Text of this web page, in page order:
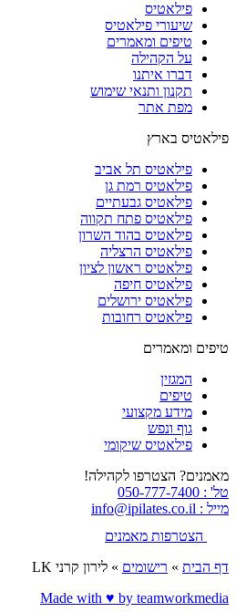
פילאטיס
שיעורי פילאטיס
טיפים ומאמרים
על הקהילה
דברו איתנו
תקנון ותנאי שימוש
מפת אתר
פילאטיס בארץ
פילאטיס תל אביב
פילאטיס רמת גן
פילאטיס גבעתיים
פילאטיס פתח תקווה
פילאטיס בהוד השרון
פילאטיס הרצליה
פילאטיס ראשון לציון
פילאטיס חיפה
פילאטיס ירושלים
פילאטיס רחובות
טיפים ומאמרים
המגזין
טיפים
מידע מקצועי
גוף ונפש
פילאטיס שיקומי
מאמנים? הצטרפו לקהילה!
טל' : 050-777-7400
מייל : info@ipilates.co.il
הצטרפות מאמנים
דף הבית » רישומים » לירון קרני LK
Made with ♥️ by teamworkmedia